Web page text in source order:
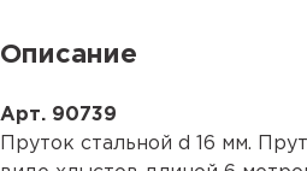
Описание
Арт. 90739
Пруток стальной d 16 мм.